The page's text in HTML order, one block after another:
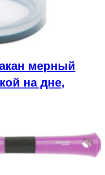
мерный
на дне,